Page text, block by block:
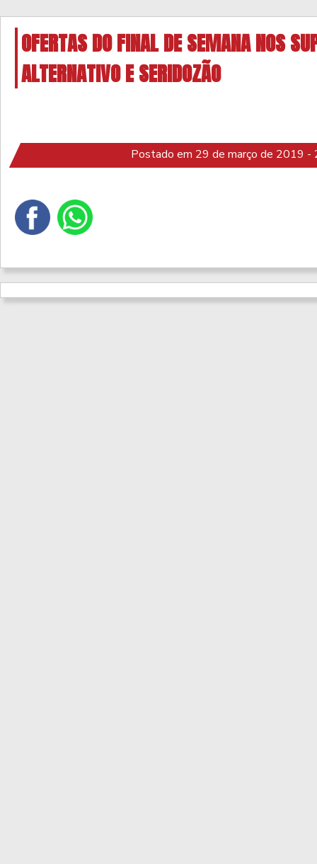
OFERTAS DO FINAL DE SEMANA NOS
ALTERNATIVO E SERIDOZÃO
Postado em 29 de março de 2019 -